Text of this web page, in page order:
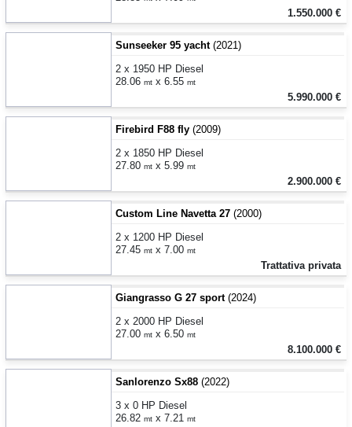
1.550.000 €
Sunseeker 95 yacht(2021)
2 x 1950 HP Diesel
28.06 mt x 6.55 mt
5.990.000 €
Firebird F88 fly (2009)
2 x 1850 HP Diesel
27.80 mt x 5.99 mt
2.900.000 €
Custom Line Navetta 27 (2000)
2 x 1200 HP Diesel
27.45 mt x 7.00 mt
Trattativa privata
Giangrasso G 27 sport(2024)
2 x 2000 HP Diesel
27.00 mt x 6.50 mt
8.100.000 €
Sanlorenzo Sx88 (2022)
3 x 0 HP Diesel
26.82 mt x 7.21 mt